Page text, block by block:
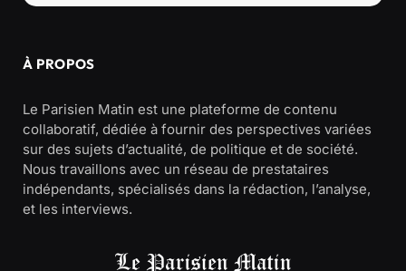
À PROPOS
Le Parisien Matin est une plateforme de contenu
collaboratif, dédiée à fournir des perspectives variées
sur des sujets d’actualité, de politique et de société.
Nous travaillons avec un réseau de prestataires
indépendants, spécialisés dans la rédaction, l’analyse,
et les interviews.